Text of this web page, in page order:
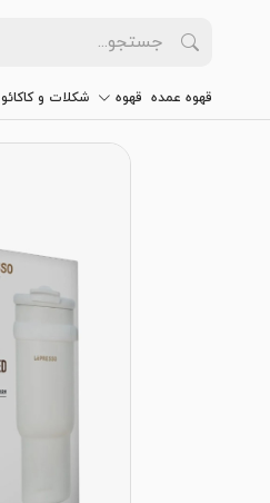
قهوه عمده قهوه شکلات و کاکائو